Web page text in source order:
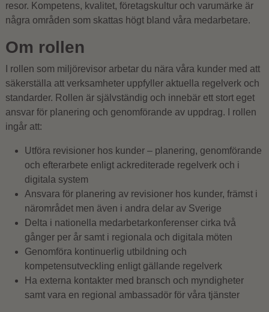
resor. Kompetens, kvalitet, företagskultur och varumärke är
några områden som skattas högt bland våra medarbetare.
Om rollen
I rollen som miljörevisor arbetar du nära våra kunder med att
säkerställa att verksamheter uppfyller aktuella regelverk och
standarder. Rollen är självständig och innebär ett stort eget
ansvar för planering och genomförande av uppdrag. I rollen
ingår att:
Utföra revisioner hos kunder – planering, genomförande
och efterarbete enligt ackrediterade regelverk och i
digitala system
Ansvara för planering av revisioner hos kunder, främst i
närområdet men även i andra delar av Sverige
Delta i nationella medarbetarkonferenser cirka två
gånger per år samt i regionala och digitala möten
Genomföra kontinuerlig utbildning och
kompetensutveckling enligt gällande regelverk
Ha externa kontakter med bransch och myndigheter
samt vara en regional ambassadör för våra tjänster